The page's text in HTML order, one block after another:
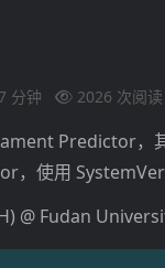
分钟 2026 次阅读
Predictor
使用
@ Fudan